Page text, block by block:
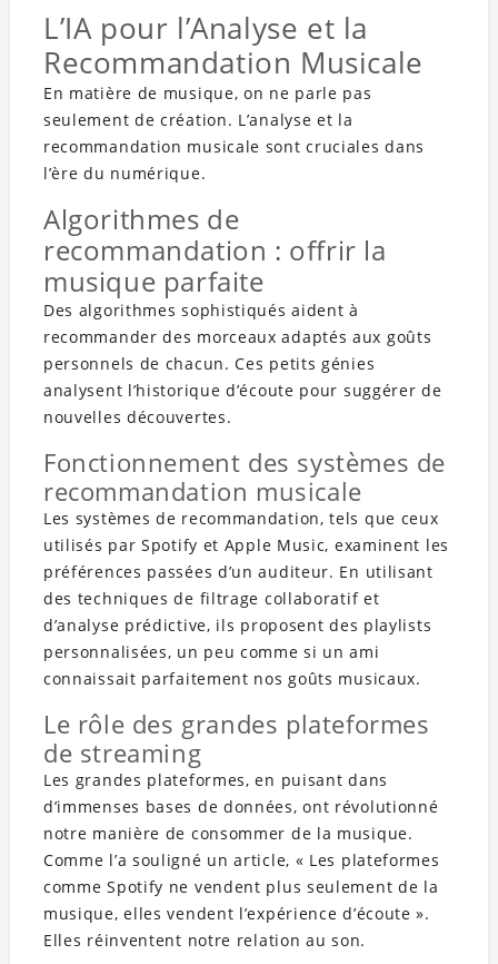
L’IA pour l’Analyse et la
Recommandation Musicale
En matière de musique, on ne parle pas
seulement de création. L’analyse et la
recommandation musicale sont cruciales dans
l’ère du numérique.
Algorithmes de
recommandation : offrir la
musique parfaite
Des algorithmes sophistiqués aident à
recommander des morceaux adaptés aux goûts
personnels de chacun. Ces petits génies
analysent l’historique d’écoute pour suggérer de
nouvelles découvertes.
Fonctionnement des systèmes de
recommandation musicale
Les systèmes de recommandation, tels que ceux
utilisés par Spotify et Apple Music, examinent les
préférences passées d’un auditeur. En utilisant
des techniques de filtrage collaboratif et
d’analyse prédictive, ils proposent des playlists
personnalisées, un peu comme si un ami
connaissait parfaitement nos goûts musicaux.
Le rôle des grandes plateformes
de streaming
Les grandes plateformes, en puisant dans
d’immenses bases de données, ont révolutionné
notre manière de consommer de la musique.
Comme l’a souligné un article, « Les plateformes
comme Spotify ne vendent plus seulement de la
musique, elles vendent l’expérience d’écoute ».
Elles réinventent notre relation au son.